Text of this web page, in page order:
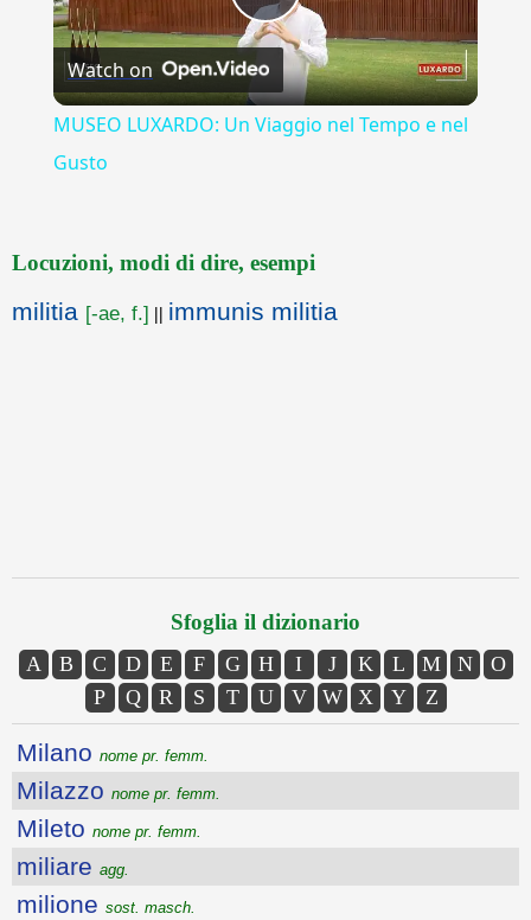
Play
Video
Watch on
MUSEO LUXARDO: Un Viaggio nel Tempo e nel
Gusto
Locuzioni, modi di dire, esempi
militia [-ae, f.] || immunis militia
Sfoglia il dizionario
A B C D E F G H I J K L M N
O
P
Q R S T U V W X Y Z
Milano nome pr. femm.
Milazzo nome pr. femm.
Mileto nome pr. femm.
miliare agg.
milione sost. masch.